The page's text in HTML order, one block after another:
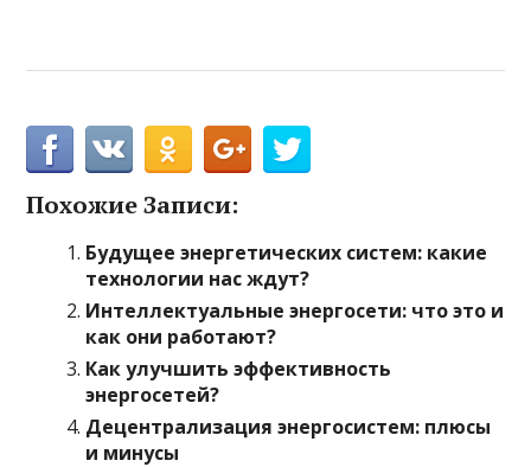
Похожие Записи:
Будущее энергетических систем: какие
технологии нас ждут?
Интеллектуальные энергосети: что это и
как они работают?
Как улучшить эффективность
энергосетей?
Децентрализация энергосистем: плюсы
и минусы